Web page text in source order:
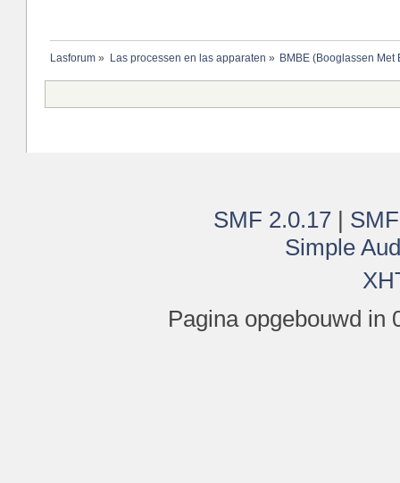
Lasforum» Las processen en las apparaten » BMBE (Booglassen Met
SMF 2.0.17 |
Simple
Pagina opgebouwd in